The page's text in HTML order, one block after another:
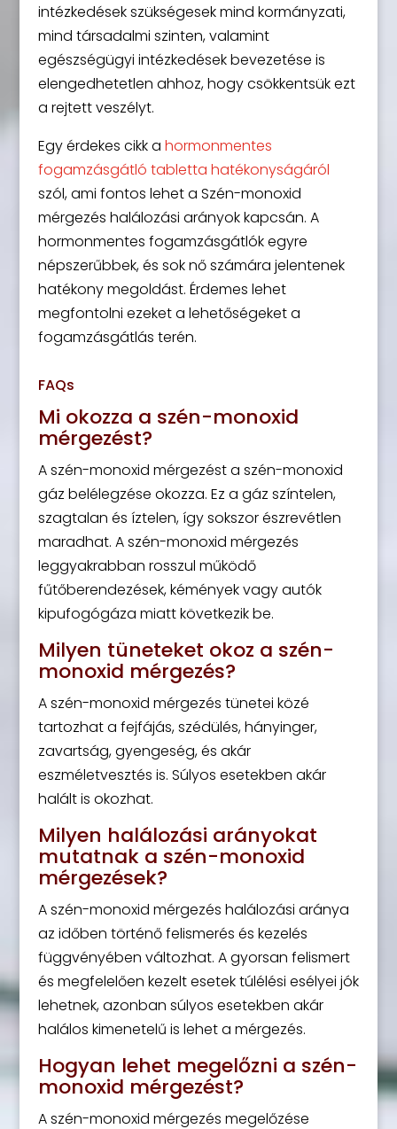
intézkedések szükségesek mind kormányzati,
mind társadalmi szinten, valamint
egészségügyi intézkedések bevezetése is
elengedhetetlen ahhoz, hogy csökkentsük ezt
a rejtett veszélyt.
Egy érdekes cikk a hormonmentes
fogamzásgátló tabletta hatékonyságáról
szól, ami fontos lehet a Szén-monoxid
mérgezés halálozási arányok kapcsán. A
hormonmentes fogamzásgátlók egyre
népszerűbbek, és sok nő számára jelentenek
hatékony megoldást. Érdemes lehet
megfontolni ezeket a lehetőségeket a
fogamzásgátlás terén.
FAQs
Mi okozza a szén-monoxid
mérgezést?
A szén-monoxid mérgezést a szén-monoxid
gáz belélegzése okozza. Ez a gáz színtelen,
szagtalan és íztelen, így sokszor észrevétlen
maradhat. A szén-monoxid mérgezés
leggyakrabban rosszul működő
fűtőberendezések, kémények vagy autók
kipufogógáza miatt következik be.
Milyen tüneteket okoz a szén-
monoxid mérgezés?
A szén-monoxid mérgezés tünetei közé
tartozhat a fejfájás, szédülés, hányinger,
zavartság, gyengeség, és akár
eszméletvesztés is. Súlyos esetekben akár
halált is okozhat.
Milyen halálozási arányokat
mutatnak a szén-monoxid
mérgezések?
A szén-monoxid mérgezés halálozási aránya
az időben történő felismerés és kezelés
függvényében változhat. A gyorsan felismert
és megfelelően kezelt esetek túlélési esélyei jók
lehetnek, azonban súlyos esetekben akár
halálos kimenetelű is lehet a mérgezés.
Hogyan lehet megelőzni a szén-
monoxid mérgezést?
A szén-monoxid mérgezés megelőzése